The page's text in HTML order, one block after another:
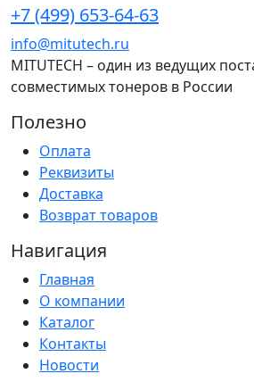
+7 (499) 653-64-63
info@mitutech.ru
MITUTECH – один из ведущих
совместимых тонеров в России
Полезно
Оплата
Реквизиты
Доставка
Возврат товаров
Навигация
Главная
О компании
Каталог
Контакты
Новости